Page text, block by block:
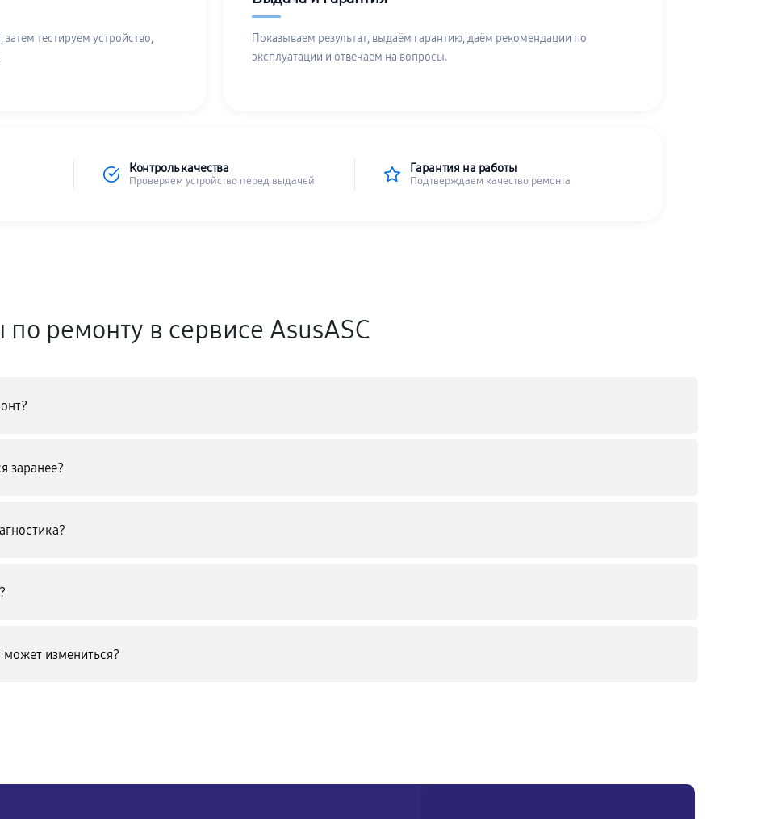
тестируем устройство,
Показываем результат, выдаём гарантию, даём рекомендации по
эксплуатации и отвечаем на вопросы.
Контроль качества
Проверяем устройство перед выдачей
Гарантия на работы
Подтверждаем качество ремонта
ремонту в сервисе AsusASC
заранее?
измениться?